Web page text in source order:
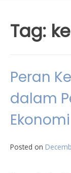
Tag:
Peran
dalam
Posted on